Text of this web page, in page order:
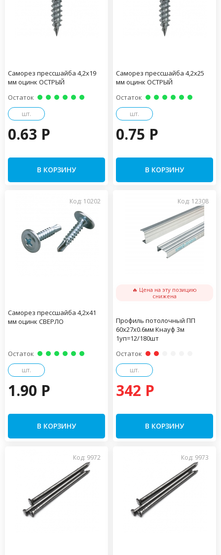
Саморез прессшайба 4,2х19
мм оцинк ОСТРЫЙ
Остаток
шт.
0.63 P
В КОРЗИНУ
Саморез прессшайба 4,2х25
мм оцинк ОСТРЫЙ
Остаток
шт.
0.75 P
В КОРЗИНУ
Код: 10202
Саморез прессшайба 4,2х41
мм оцинк СВЕРЛО
Остаток
шт.
1.90 P
В КОРЗИНУ
Код: 12308
🔥 Цена на эту позицию
снижена
Профиль потолочный ПП
60х27х0.6мм Кнауф 3м
1уп=12/180шт
Остаток
шт.
342 P
В КОРЗИНУ
Код: 9972 Код: 9973